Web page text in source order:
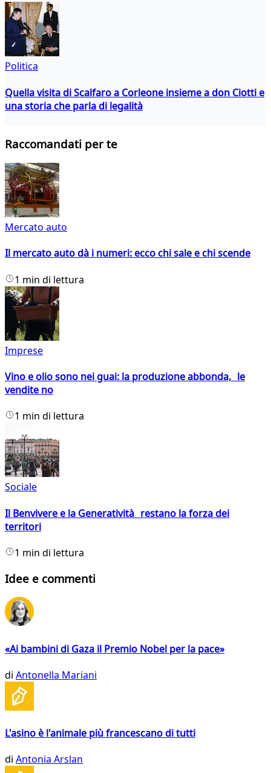
Politica
Quella visita di Scalfaro a Corleone insieme a don Ciotti e
una storia che parla di legalità
Raccomandati per te
Mercato auto
Il mercato auto dà i numeri: ecco chi sale e chi scende
1 min di lettura
Imprese
Vino e olio sono nei guai: la produzione abbonda, le
vendite no
1 min di lettura
Sociale
Il Benvivere e la Generatività restano la forza dei
territori
1 min di lettura
Idee e commenti
«Ai bambini di Gaza il Premio Nobel per la pace»
di Antonella Mariani
L'asino è l'animale più francescano di tutti
di Antonia Arslan